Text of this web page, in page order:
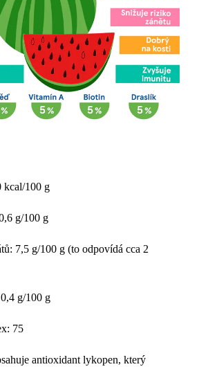
kcal/100 g
g/100 g
7,5 g/100 g (to odpovídá cca 2
g/100 g
75
antioxidant lykopen, který